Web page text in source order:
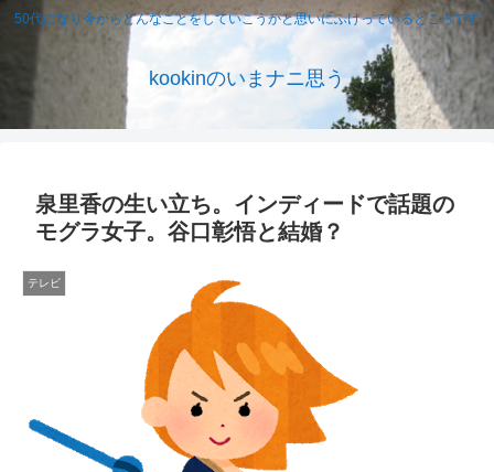
50代になり今からどんなことをしていこうかと思いにふけっているところです
kookinのいまナニ思う
泉里香の生い立ち。インディードで話題の
モグラ女子。谷口彰悟と結婚？
テレビ